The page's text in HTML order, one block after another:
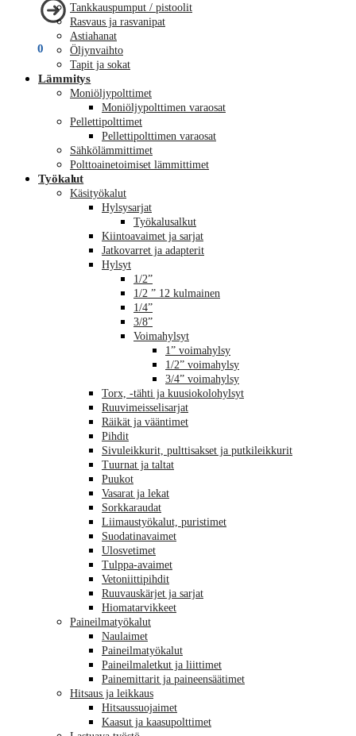
0
Tankkauspumput / pistoolit
Rasvaus ja rasvanipat
Astiahanat
Öljynvaihto
Tapit ja sokat
Lämmitys
Moniöljypolttimet
Moniöljypolttimen varaosat
Pellettipolttimet
Pellettipolttimen varaosat
Sähkölämmittimet
Polttoainetoimiset lämmittimet
Työkalut
Käsityökalut
Hylsysarjat
Työkalusalkut
Kiintoavaimet ja sarjat
Jatkovarret ja adapterit
Hylsyt
1/2”
1/2 ” 12 kulmainen
1/4”
3/8”
Voimahylsyt
1” voimahylsy
1/2” voimahylsy
3/4” voimahylsy
Torx, -tähti ja kuusiokolohylsyt
Ruuvimeisselisarjat
Räikät ja vääntimet
Pihdit
Sivuleikkurit, pulttisakset ja putkileikkurit
Tuurnat ja taltat
Puukot
Vasarat ja lekat
Sorkkaraudat
Liimaustyökalut, puristimet
Suodatinavaimet
Ulosvetimet
Tulppa-avaimet
Vetoniittipihdit
Ruuvauskärjet ja sarjat
Hiomatarvikkeet
Paineilmatyökalut
Naulaimet
Paineilmatyökalut
Paineilmaletkut ja liittimet
Painemittarit ja paineensäätimet
Hitsaus ja leikkaus
Hitsaussuojaimet
Kaasut ja kaasupolttimet